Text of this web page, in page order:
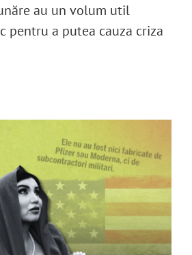
au un volum util
pentru a putea cauza criza